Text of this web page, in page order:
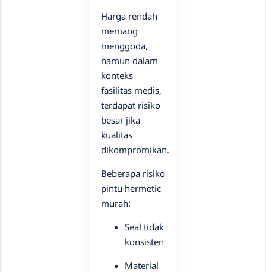
Harga rendah
memang
menggoda,
namun dalam
konteks
fasilitas medis,
terdapat risiko
besar jika
kualitas
dikompromikan.
Beberapa risiko
pintu hermetic
murah:
Seal tidak
konsisten
Material